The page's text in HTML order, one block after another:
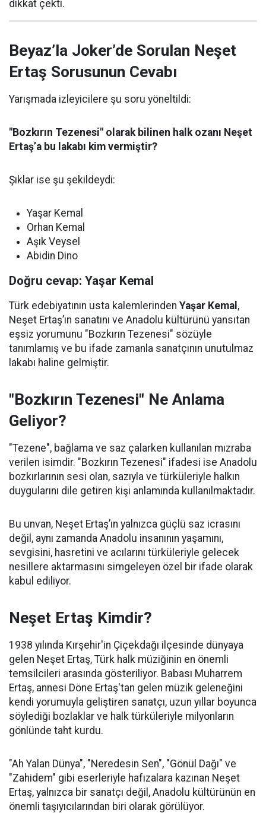
dikkat çekti.
Beyaz’la Joker’de Sorulan Neşet
Ertaş Sorusunun Cevabı
Yarışmada izleyicilere şu soru yöneltildi:
"Bozkırın Tezenesi" olarak bilinen halk ozanı Neşet
Ertaş’a bu lakabı kim vermiştir?
Şıklar ise şu şekildeydi:
Yaşar Kemal
Orhan Kemal
Aşık Veysel
Abidin Dino
Doğru cevap: Yaşar Kemal
Türk edebiyatının usta kalemlerinden Yaşar Kemal ,
Neşet Ertaş’ın sanatını ve Anadolu kültürünü yansıtan
eşsiz yorumunu "Bozkırın Tezenesi" sözüyle
tanımlamış ve bu ifade zamanla sanatçının unutulmaz
lakabı haline gelmiştir.
"Bozkırın Tezenesi" Ne Anlama
Geliyor?
"Tezene", bağlama ve saz çalarken kullanılan mızraba
verilen isimdir. "Bozkırın Tezenesi" ifadesi ise Anadolu
bozkırlarının sesi olan, sazıyla ve türküleriyle halkın
duygularını dile getiren kişi anlamında kullanılmaktadır.
Bu unvan, Neşet Ertaş’ın yalnızca güçlü saz icrasını
değil, aynı zamanda Anadolu insanının yaşamını,
sevgisini, hasretini ve acılarını türküleriyle gelecek
nesillere aktarmasını simgeleyen özel bir ifade olarak
kabul ediliyor.
Neşet Ertaş Kimdir?
1938 yılında Kırşehir'in Çiçekdağı ilçesinde dünyaya
gelen Neşet Ertaş, Türk halk müziğinin en önemli
temsilcileri arasında gösteriliyor. Babası Muharrem
Ertaş, annesi Döne Ertaş'tan gelen müzik geleneğini
kendi yorumuyla geliştiren sanatçı, uzun yıllar boyunca
söylediği bozlaklar ve halk türküleriyle milyonların
gönlünde taht kurdu.
"Ah Yalan Dünya", "Neredesin Sen", "Gönül Dağı" ve
"Zahidem" gibi eserleriyle hafızalara kazınan Neşet
Ertaş, yalnızca bir sanatçı değil, Anadolu kültürünün en
önemli taşıyıcılarından biri olarak görülüyor.